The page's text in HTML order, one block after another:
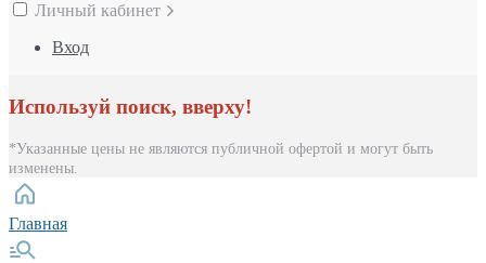
Личный кабинет
Вход
Используй поиск, вверху!
*Указанные цены не являются публичной офертой и могут быть
изменены.
Главная